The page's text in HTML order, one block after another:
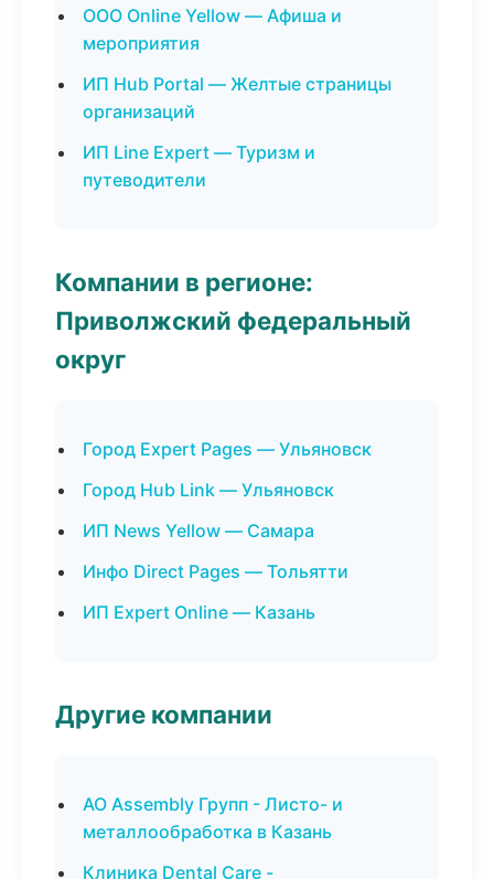
ООО Online Yellow — Афиша и
мероприятия
ИП Hub Portal — Желтые страницы
организаций
ИП Line Expert — Туризм и
путеводители
Компании в регионе:
Приволжский федеральный
округ
Город Expert Pages — Ульяновск
Город Hub Link — Ульяновск
ИП News Yellow — Самара
Инфо Direct Pages — Тольятти
ИП Expert Online — Казань
Другие компании
АО Assembly Групп - Листо- и
металлообработка в Казань
Клиника Dental Care -